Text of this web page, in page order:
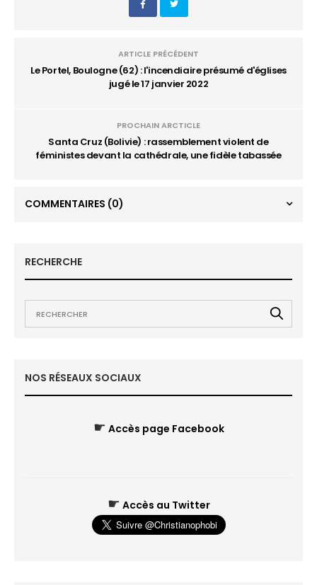
ARTICLE PRÉCÉDENT
Le Portel, Boulogne (62) : l'incendiaire présumé d'églises
jugé le 17 janvier 2022
PROCHAIN ARCTICLE
Santa Cruz (Bolivie) : rassemblement violent de
féministes devant la cathédrale, une fidèle tabassée
COMMENTAIRES (0)
RECHERCHE
NOS RÉSEAUX SOCIAUX
☛ Accès page Facebook
☛ Accès au Twitter